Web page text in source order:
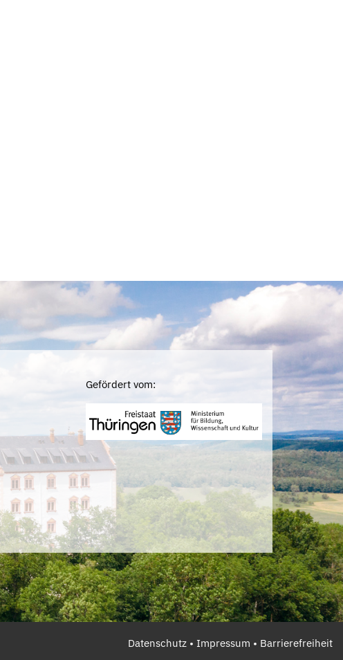
Gefördert vom:
Datenschutz• Impressum • Barrierefreiheit